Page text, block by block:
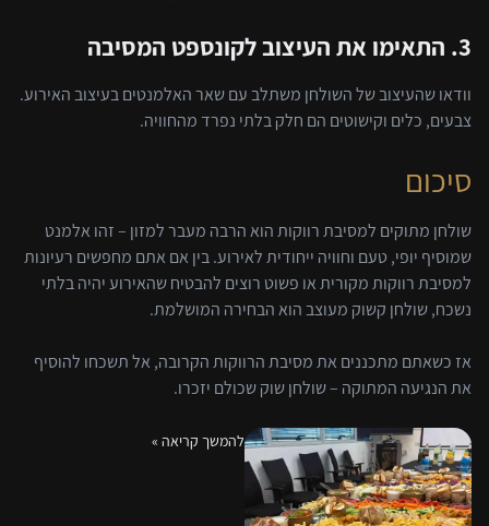
3. התאימו את העיצוב לקונספט המסיבה
וודאו שהעיצוב של השולחן משתלב עם שאר האלמנטים בעיצוב האירוע.
צבעים, כלים וקישוטים הם חלק בלתי נפרד מהחוויה.
סיכום
שולחן מתוקים למסיבת רווקות הוא הרבה מעבר למזון – זהו אלמנט
שמוסיף יופי, טעם וחוויה ייחודית לאירוע. בין אם אתם מחפשים רעיונות
למסיבת רווקות מקורית או פשוט רוצים להבטיח שהאירוע יהיה בלתי
נשכח, שולחן קשוק מעוצב הוא הבחירה המושלמת.
אז כשאתם מתכננים את מסיבת הרווקות הקרובה, אל תשכחו להוסיף
את הנגיעה המתוקה – שולחן שוק שכולם יזכרו.
להמשך קריאה »